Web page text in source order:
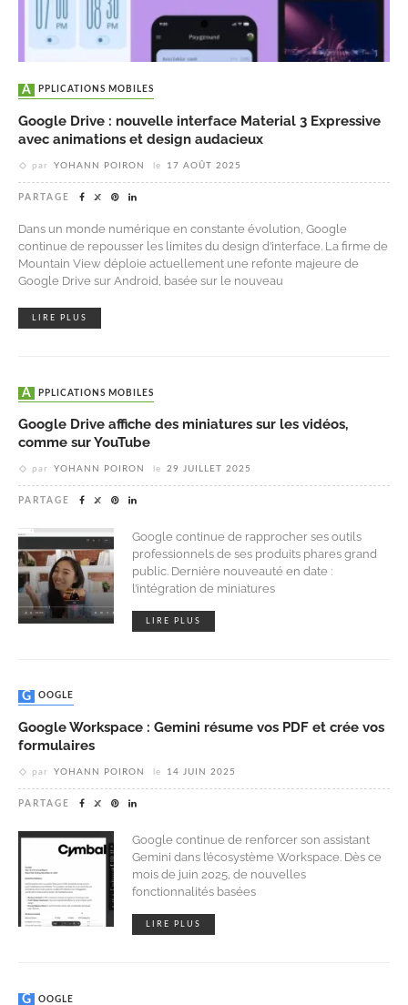
APPLICATIONS MOBILES
Google Drive : nouvelle interface Material 3 Expressive
avec animations et design audacieux
par YOHANN POIRON le 17 AOÛT 2025
PARTAGE
Dans un monde numérique en constante évolution, Google
continue de repousser les limites du design d’interface. La firme de
Mountain View déploie actuellement une refonte majeure de
Google Drive sur Android, basée sur le nouveau
LIRE PLUS
APPLICATIONS MOBILES
Google Drive affiche des miniatures sur les vidéos,
comme sur YouTube
par YOHANN POIRON le 29 JUILLET 2025
PARTAGE
Google continue de rapprocher ses outils
professionnels de ses produits phares grand
public. Dernière nouveauté en date :
l’intégration de miniatures
LIRE PLUS
GOOGLE
Google Workspace : Gemini résume vos PDF et crée vos
formulaires
par YOHANN POIRON le 14 JUIN 2025
PARTAGE
Google continue de renforcer son assistant
Gemini dans l’écosystème Workspace. Dès ce
mois de juin 2025, de nouvelles
fonctionnalités basées
LIRE PLUS
GOOGLE